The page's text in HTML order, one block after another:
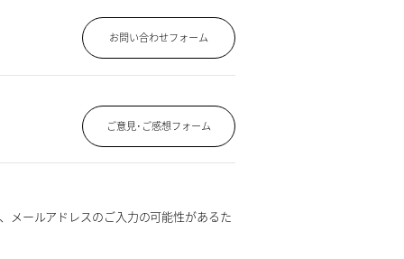
お問い合わせフォーム
ご意見･ご感想フォーム
メールアドレスのご入力の可能性があるた